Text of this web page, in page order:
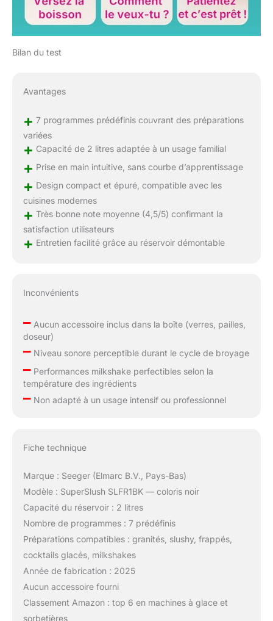
Bilan du test
Avantages
+ 7 programmes prédéfinis couvrant des préparations
variées
+ Capacité de 2 litres adaptée à un usage familial
+ Prise en main intuitive, sans courbe d’apprentissage
+ Design compact et épuré, compatible avec les
cuisines modernes
+ Très bonne note moyenne (4,5/5) confirmant la
satisfaction utilisateurs
+ Entretien facilité grâce au réservoir démontable
Inconvénients
–Aucun accessoire inclus dans la boîte (verres, pailles,
doseur)
–Niveau sonore perceptible durant le cycle de broyage
–Performances milkshake perfectibles selon la
température des ingrédients
–Non adapté à un usage intensif ou professionnel
Fiche technique
Marque : Seeger (Elmarc B.V., Pays-Bas)
Modèle : SuperSlush SLFR1BK — coloris noir
Capacité du réservoir : 2 litres
Nombre de programmes : 7 prédéfinis
Préparations compatibles : granités, slushy, frappés,
cocktails glacés, milkshakes
Année de fabrication : 2025
Aucun accessoire fourni
Classement Amazon : top 6 en machines à glace et
sorbetières